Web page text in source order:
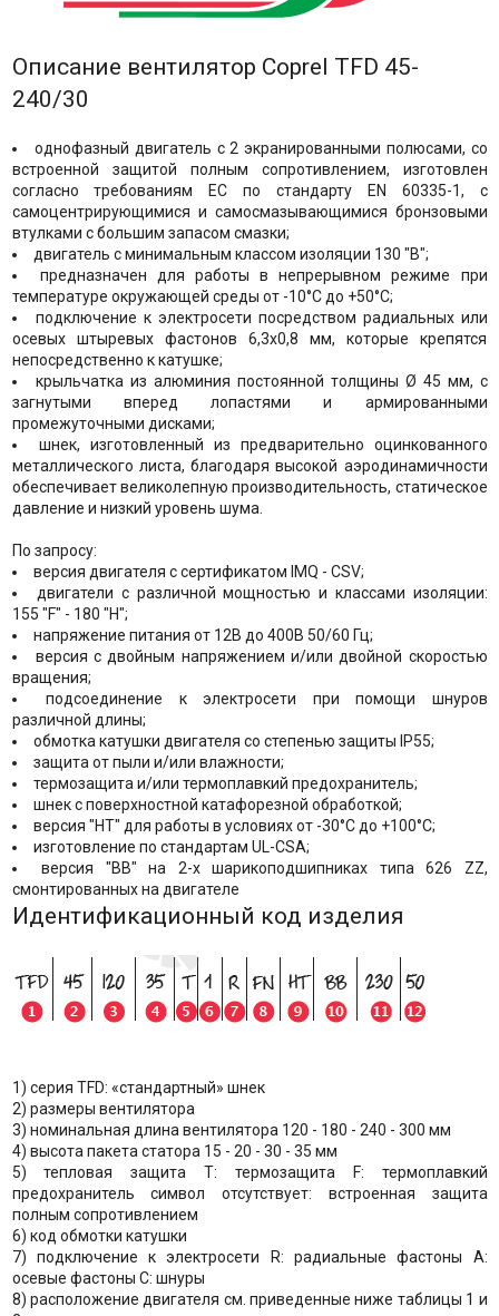
Описание вентилятор Coprel TFD 45-
240/30
однофазный двигатель с 2 экранированными полюсами, со
встроенной защитой полным сопротивлением, изготовлен
согласно требованиям ЕС по стандарту EN 60335-1, с
самоцентрирующимися и самосмазывающимися бронзовыми
втулками с большим запасом смазки;
двигатель с минимальным классом изоляции 130 "B";
предназначен для работы в непрерывном режиме при
температуре окружающей среды от -10°C до +50°C;
подключение к электросети посредством радиальных или
осевых штыревых фастонов 6,3x0,8 мм, которые крепятся
непосредственно к катушке;
крыльчатка из алюминия постоянной толщины Ø 45 мм, с
загнутыми вперед лопастями и армированными
промежуточными дисками;
шнек, изготовленный из предварительно оцинкованного
металлического листа, благодаря высокой аэродинамичности
обеспечивает великолепную производительность, статическое
давление и низкий уровень шума.
По запросу:
версия двигателя с сертификатом IMQ - CSV;
двигатели с различной мощностью и классами изоляции:
155 "F" - 180 "H";
напряжение питания от 12В до 400В 50/60 Гц;
версия с двойным напряжением и/или двойной скоростью
вращения;
подсоединение к электросети при помощи шнуров
различной длины;
обмотка катушки двигателя со степенью защиты IP55;
защита от пыли и/или влажности;
термозащита и/или термоплавкий предохранитель;
шнек с поверхностной катафорезной обработкой;
версия "НТ" для работы в условиях от -30°C до +100°C;
изготовление по стандартам UL-CSA;
версия "BB" на 2-х шарикоподшипниках типа 626 ZZ,
смонтированных на двигателе
Идентификационный код изделия
1) серия TFD: «стандартный» шнек
2) размеры вентилятора
3) номинальная длина вентилятора 120 - 180 - 240 - 300 мм
4) высота пакета статора 15 - 20 - 30 - 35 мм
5) тепловая защита T: термозащита F: термоплавкий
предохранитель символ отсутствует: встроенная защита
полным сопротивлением
6) код обмотки катушки
7) подключение к электросети R: радиальные фастоны A:
осевые фастоны C: шнуры
8) расположение двигателя см. приведенные ниже таблицы 1 и